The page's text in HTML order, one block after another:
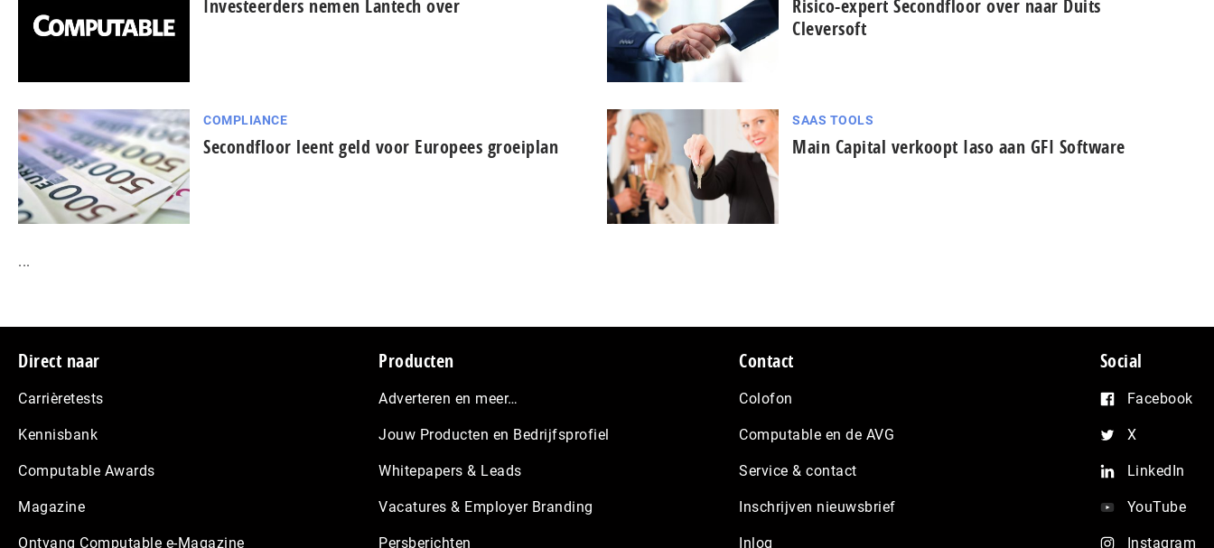
Investeerders nemen Lantech over
Risico-expert Secondfloor over naar Duits
Cleversoft
COMPLIANCE
Secondfloor leent geld voor Europees groeiplan
SAAS TOOLS
Main Capital verkoopt Iaso aan GFI Software
...
Footer
Direct naar
Carrièretests
Kennisbank
Computable Awards
Magazine
Ontvang Computable e-Magazine
Producten
Adverteren en meer…
Jouw Producten en Bedrijfsprofiel
Whitepapers & Leads
Vacatures & Employer Branding
Persberichten
Contact
Colofon
Computable en de AVG
Service & contact
Inschrijven nieuwsbrief
Inlog
Social
Facebook
X
LinkedIn
YouTube
Instagram